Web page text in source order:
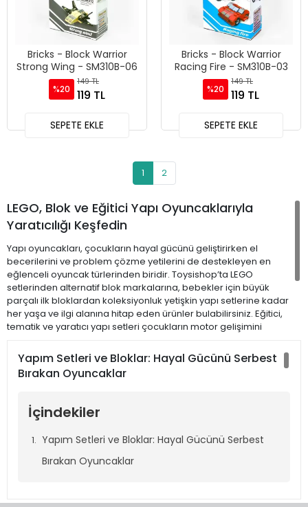
Bricks - Block Warrior
Strong Wing - SM310B-06
%20
149 TL
119 TL
SEPETE EKLE
Bricks - Block Warrior
Racing Fire - SM310B-03
%20
149 TL
119 TL
SEPETE EKLE
1 2
LEGO, Blok ve Eğitici Yapı Oyuncaklarıyla
Yaratıcılığı Keşfedin
Yapı oyuncakları, çocukların hayal gücünü geliştirirken el
becerilerini ve problem çözme yetilerini de destekleyen en
eğlenceli oyuncak türlerinden biridir. Toysishop’ta LEGO
setlerinden alternatif blok markalarına, bebekler için büyük
parçalı ilk bloklardan koleksiyonluk yetişkin yapı setlerine kadar
her yaşa ve ilgi alanına hitap eden ürünler bulabilirsiniz. Eğitici,
tematik ve yaratıcı yapı setleri çocukların motor gelişimini
çeşitliliği sunar. İster şehir kurun, ister yarış arabası inşa edin,
isterseniz teknik mekanizmaları keşfedin – yapı oyuncaklarının
sunduğu özgürlük sınırsızdır. Her biri güvenli, kaliteli ve ilgi çekici
Hemen yapı oyuncakları kategorisine göz atın ve sizin için en
uygun seti keşfedin!
Yapım Setleri ve Bloklar: Hayal Gücünü Serbest
Bırakan Oyuncaklar
İçindekiler
Yapım Setleri ve Bloklar: Hayal Gücünü Serbest
Bırakan Oyuncaklar
Yapım Setleri ve Bloklar: Hayal Gücünü